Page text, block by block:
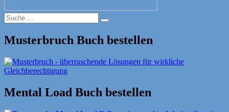
Suche
nach:
Suche
Musterbruch Buch bestellen
Mental Load Buch bestellen